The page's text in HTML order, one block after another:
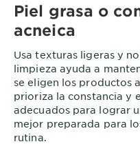
Piel grasa o
acneica
Usa texturas ligeras y
limpieza ayuda a
se eligen los productos
prioriza la constancia y
adecuados para lograr
mejor preparada para
rutina.